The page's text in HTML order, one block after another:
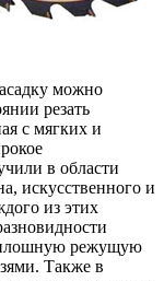
можно
резать
с мягких и
в области
искусственного и
из этих
режущую
Также в